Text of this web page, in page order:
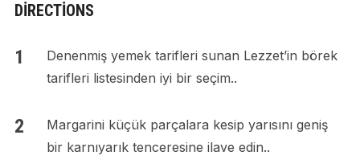
DIRECTIONS
Denenmiş yemek tarifleri sunan Lezzet’in börek
tarifleri listesinden iyi bir seçim..
Margarini küçük parçalara kesip yarısını geniş
bir karnıyarık tenceresine ilave edin..